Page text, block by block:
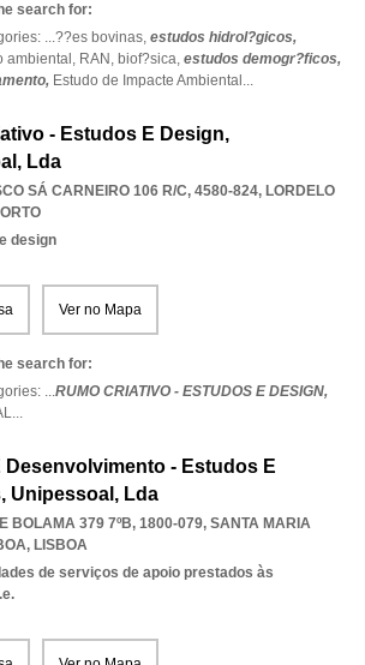
search for:
...??es bovinas, estudos hidrol?gicos,
ambiental, RAN, biof?sica, estudos demogr?ficos,
Estudo de Impacte Ambiental ...
- Estudos E Design,
Lda
SÁ CARNEIRO 106 R/C, 4580-824, LORDELO
design
Ver no Mapa
search for:
...RUMO CRIATIVO - ESTUDOS E DESIGN,
...
Desenvolvimento - Estudos E
Unipessoal, Lda
BOLAMA 379 7ºB, 1800-079, SANTA MARIA
, LISBOA
de serviços de apoio prestados às